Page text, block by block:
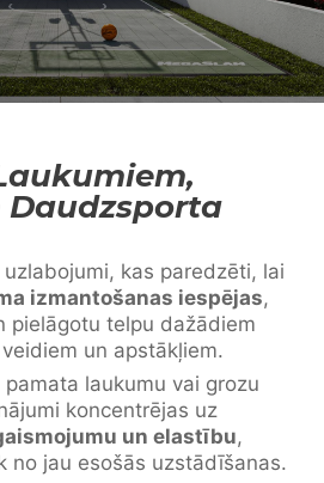
Daudzsporta
kas paredzēti, lai
izmantošanas iespējas,
pielāgotu telpu dažādiem
un apstākļiem.
laukumu vai grozu
koncentrējas uz
un elastību,
no jau esošās uzstādīšanas.